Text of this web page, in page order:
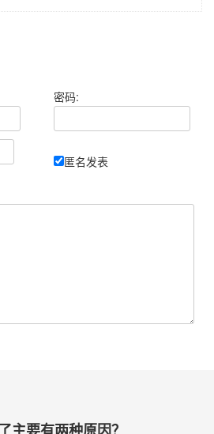
密码:
匿名发表